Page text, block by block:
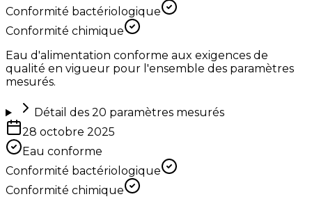
Conformité bactériologique
Conformité chimique
Eau d'alimentation conforme aux exigences de
qualité en vigueur pour l'ensemble des paramètres
mesurés.
Détail des 20 paramètres mesurés
28 octobre 2025
Eau conforme
Conformité bactériologique
Conformité chimique